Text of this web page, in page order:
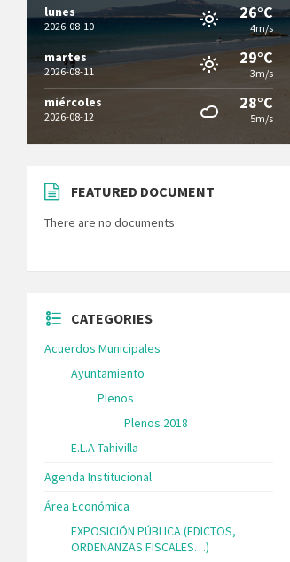
lunes
2026-08-10
26°C
4m/s
martes
2026-08-11
29°C
3m/s
miércoles
2026-08-12
28°C
5m/s
FEATURED DOCUMENT
There are no documents
CATEGORIES
Acuerdos Municipales
Ayuntamiento
Plenos
Plenos 2018
E.L.A Tahivilla
Agenda Institucional
Área Económica
EXPOSICIÓN PÚBLICA (EDICTOS,
ORDENANZAS FISCALES…)